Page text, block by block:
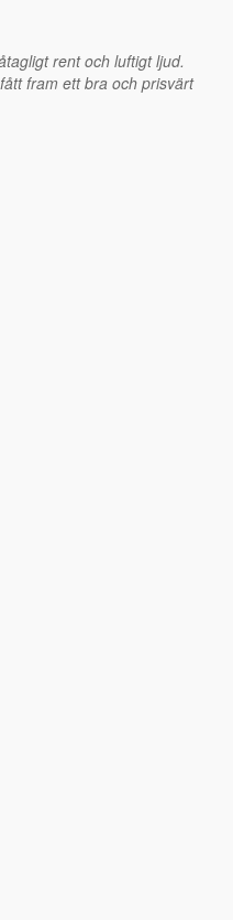
rent och luftigt ljud.
fram ett bra och prisvärt